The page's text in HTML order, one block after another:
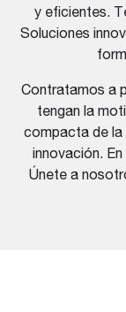
y eficientes.
Soluciones
Contratamos a
tengan la
compacta de la
innovación.
Únete a